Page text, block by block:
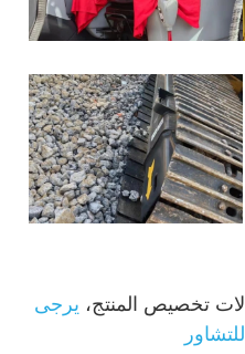
تخصيص المنتج، يرجى